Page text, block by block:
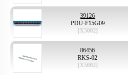
39126
PDU-F15G09
[X5002]
86456
RKS-02
[X5002]